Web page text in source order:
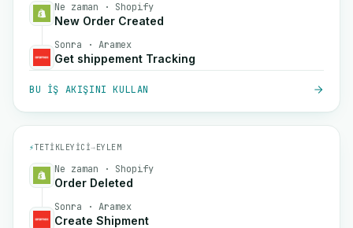
Ne zaman · Shopify
New Order Created
Sonra · Aramex
Get shippement Tracking
BU IŞ AKIŞINI KULLAN
⚡TETIKLEYICI→EYLEM
Ne zaman · Shopify
Order Deleted
Sonra · Aramex
Create Shipment